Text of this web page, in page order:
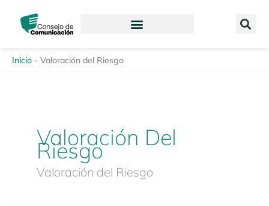
contenido
Inicio - Valoración del Riesgo
Valoración Del
Riesgo
Valoración del Riesgo